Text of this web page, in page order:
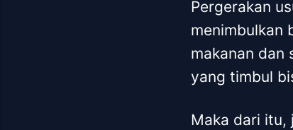
Pergerakan
menimbulkan
makanan dan
yang timbul
Maka dari itu,